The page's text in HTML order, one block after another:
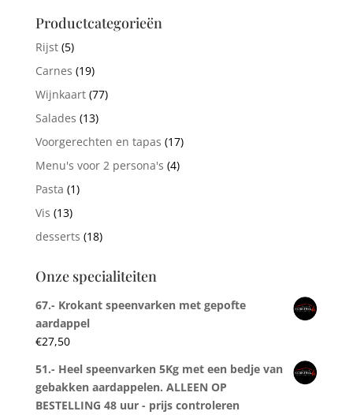
Productcategorieën
Rijst (5)
Carnes (19)
Wijnkaart (77)
Salades (13)
Voorgerechten en tapas (17)
Menu's voor 2 persona's (4)
Pasta (1)
Vis (13)
desserts (18)
Onze specialiteiten
67.- Krokant speenvarken met gepofte
aardappel
€27,50
51.- Heel speenvarken 5Kg met een bedje van
gebakken aardappelen. ALLEEN OP
BESTELLING 48 uur - prijs controleren